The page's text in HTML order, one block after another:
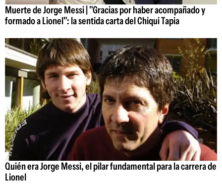
Muerte de Jorge Messi | "Gracias por haber acompañado y
formado a Lionel": la sentida carta del Chiqui Tapia
Quién era Jorge Messi, el pilar fundamental para la carrera de
Lionel